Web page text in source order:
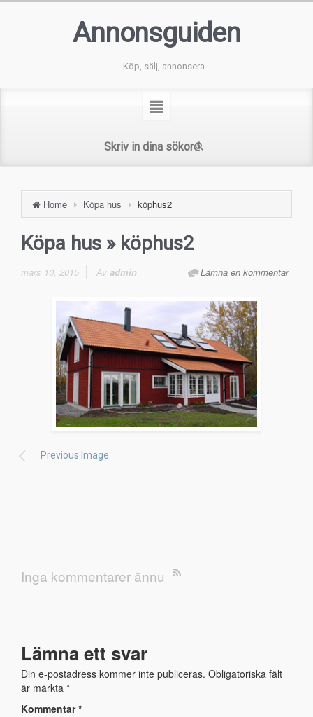
Annonsguiden
Köp, sälj, annonsera
Home Köpa hus köphus2
Köpa hus » köphus2
mars 10, 2015 Lämna en kommentar
Av admin
Previous Image
Inga kommentarer ännu
Lämna ett svar
Din e-postadress kommer inte publiceras. Obligatoriska fält
är märkta *
Kommentar*